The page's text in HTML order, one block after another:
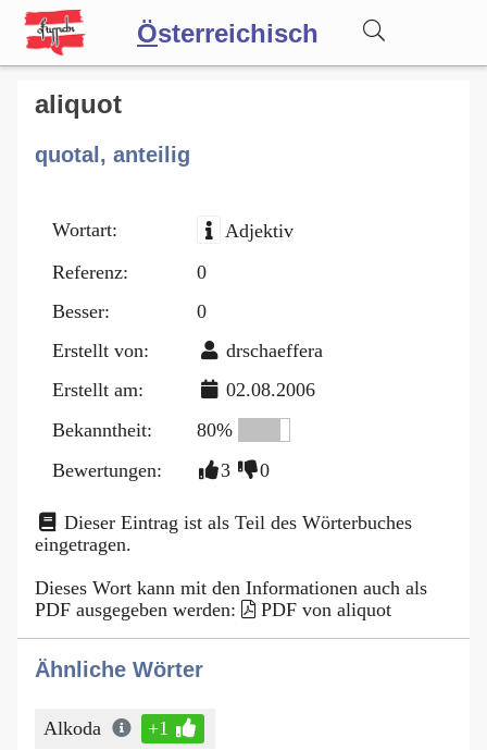
Österreichisch
Wörterbuch
Forum
Blog
aliquot
quotal, anteilig
Wortart:
Adjektiv
Referenz:
0
Besser:
0
Erstellt von:
drschaeffera
Erstellt am:
02.08.2006
Bekanntheit:
80%
Bewertungen:
3 0
Dieser Eintrag ist als Teil des Wörterbuches
eingetragen.
Dieses Wort kann mit den Informationen auch als
PDF ausgegeben werden:
PDF von aliquot
Ähnliche Wörter
Alkoda +1